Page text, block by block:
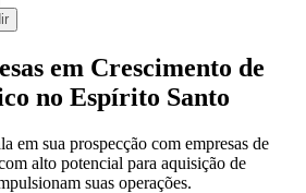
em Crescimento de
no Espírito Santo
em sua prospecção com empresas de
alto potencial para aquisição de
suas operações.